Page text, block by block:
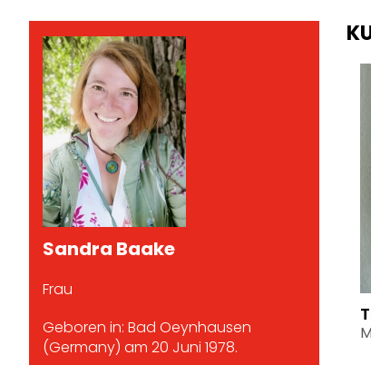
Sandra Baake
Frau
Geboren in: Bad Oeynhausen
(Germany) am 20 Juni 1978.